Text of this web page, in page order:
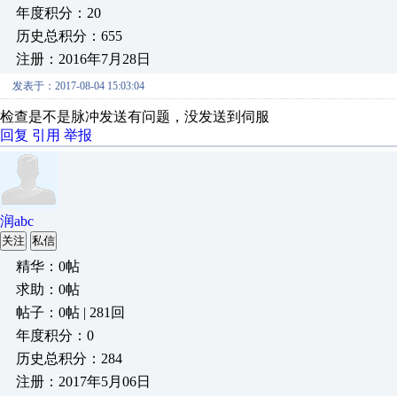
年度积分：20
历史总积分：655
注册：2016年7月28日
发表于：2017-08-04 15:03:04
检查是不是脉冲发送有问题，没发送到伺服
回复 引用 举报
润abc
关注 私信
精华：0帖
求助：0帖
帖子：0帖 | 281回
年度积分：0
历史总积分：284
注册：2017年5月06日